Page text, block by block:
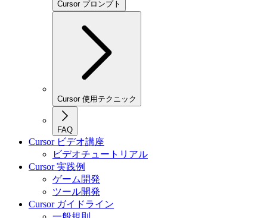
Cursor プロンプト
Cursor 使用テクニック
FAQ
Cursor ビデオ講座
ビデオチュートリアル
Cursor 実践例
ゲーム開発
ツール開発
Cursor ガイドライン